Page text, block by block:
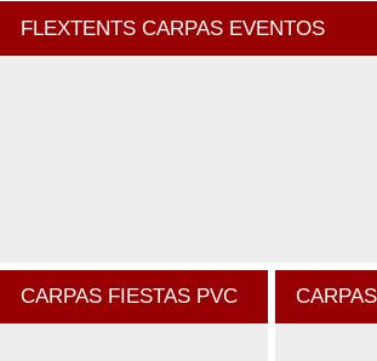
FLEXTENTS CARPAS EVENTOS
CARPAS FIESTAS PVC